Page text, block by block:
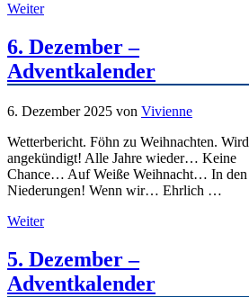
Weiter
6. Dezember –
Adventkalender
6. Dezember 2025 von Vivienne
Wetterbericht. Föhn zu Weihnachten. Wird
angekündigt! Alle Jahre wieder… Keine
Chance… Auf Weiße Weihnacht… In den
Niederungen! Wenn wir… Ehrlich …
Weiter
5. Dezember –
Adventkalender